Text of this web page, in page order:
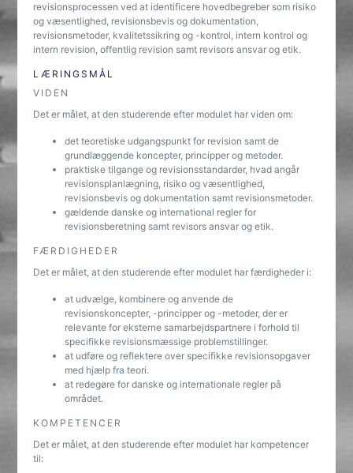
revisionsprocessen ved at identificere hovedbegreber som risiko
og væsentlighed, revisionsbevis og dokumentation,
revisionsmetoder, kvalitetssikring og -kontrol, intern kontrol og
intern revision, offentlig revision samt revisors ansvar og etik.
LÆRINGSMÅL
VIDEN
Det er målet, at den studerende efter modulet har viden om:
det teoretiske udgangspunkt for revision samt de
grundlæggende koncepter, principper og metoder.
praktiske tilgange og revisionsstandarder, hvad angår
revisionsplanlægning, risiko og væsentlighed,
revisionsbevis og dokumentation samt revisionsmetoder.
gældende danske og international regler for
revisionsberetning samt revisors ansvar og etik.
FÆRDIGHEDER
Det er målet, at den studerende efter modulet har færdigheder i:
at udvælge, kombinere og anvende de
revisionskoncepter, -principper og -metoder, der er
relevante for eksterne samarbejdspartnere i forhold til
specifikke revisionsmæssige problemstillinger.
at udføre og reflektere over specifikke revisionsopgaver
med hjælp fra teori.
at redegøre for danske og internationale regler på
området.
KOMPETENCER
Det er målet, at den studerende efter modulet har kompetencer
til: